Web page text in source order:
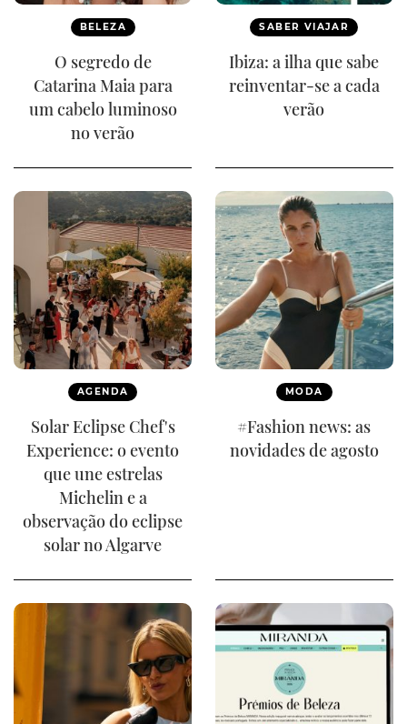
BELEZA
O segredo de
Catarina Maia para
um cabelo luminoso
no verão
SABER VIAJAR
Ibiza: a ilha que sabe
reinventar-se a cada
verão
AGENDA
Solar Eclipse Chef's
Experience: o evento
que une estrelas
Michelin e a
observação do eclipse
solar no Algarve
MODA
#Fashion news: as
novidades de agosto